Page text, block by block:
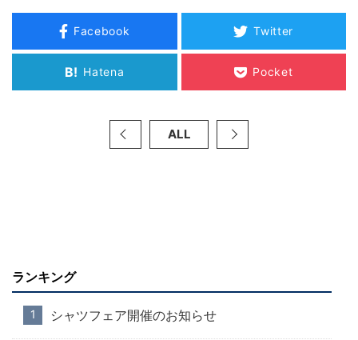
Facebook Twitter
B! Hatena Pocket
ALL
ランキング
シャツフェア開催のお知らせ